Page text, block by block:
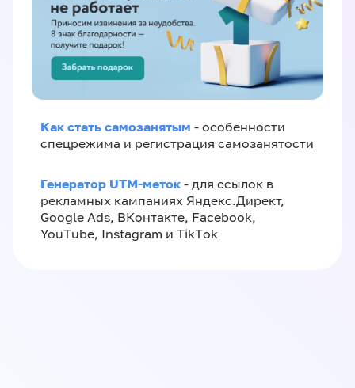
Как стать самозанятым - особенности
спецрежима и регистрация самозанятости
Генератор UTM-меток - для ссылок в
рекламных кампаниях Яндекс.Директ,
Google Ads, ВКонтакте, Facebook,
YouTube, Instagram и TikTok